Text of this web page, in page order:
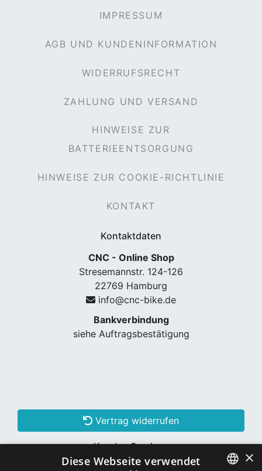
IMPRESSUM
AGB UND KUNDENINFORMATION
WIDERRUFSRECHT
ZAHLUNG UND VERSAND
HINWEISE ZUR
BATTERIEENTSORGUNG
HINWEISE ZUR COOKIE-RICHTLINIE
KONTAKT
Kontaktdaten
CNC - Online Shop
Stresemannstr. 124-126
22769 Hamburg
info@cnc-bike.de
Bankverbindung
siehe Auftragsbestätigung
Vertrag widerrufen
Kunden Services
Konto erstellen
×
Diese Webseite verwendet